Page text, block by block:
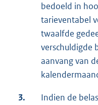
bedoeld in
tarieventabel
twaalfde
verschuldigde
aanvang van
3.
Indien de